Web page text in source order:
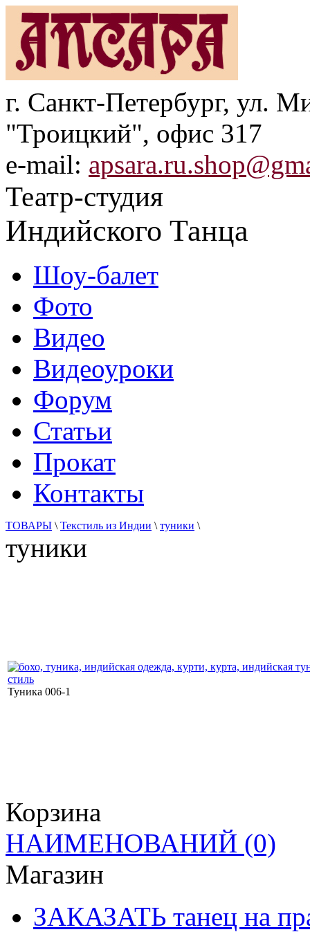
г. Санкт-Петербург, ул.
"Троицкий", офис 317
e-mail:
Театр-студия
Индийского Танца
Шоу-балет
Фото
Видео
Видеоуроки
Форум
Статьи
Прокат
Контакты
ТОВАРЫ \ Текстиль из Индии \ туники \
туники
Туника 006-1
Корзина
НАИМЕНОВАНИЙ (0)
Магазин
ЗАКАЗАТЬ танец на